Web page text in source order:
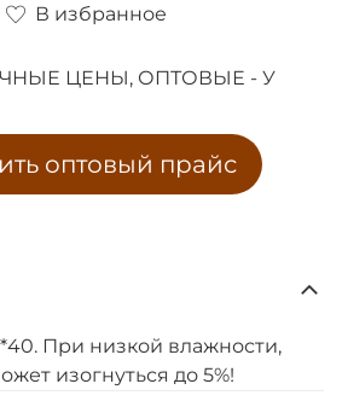
В избранное
ЦЕНЫ, ОПТОВЫЕ - У
оптовый прайс
При низкой влажности,
изогнуться до 5%!